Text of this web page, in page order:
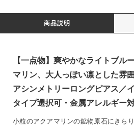
商品説明
【一点物】爽やかなライトブル
マリン、大人っぽい凛とした雰
アシンメトリーロングピアス／
タイプ選択可・金属アレルギー対
小粒のアクアマリンの鉱物原石にきら